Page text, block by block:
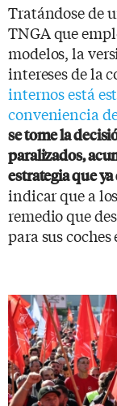
Tratándose de
TNGA que
modelos, la
intereses de la
internos está
conveniencia
se tome la
paralizados,
estrategia que
indicar que a
remedio que
para sus